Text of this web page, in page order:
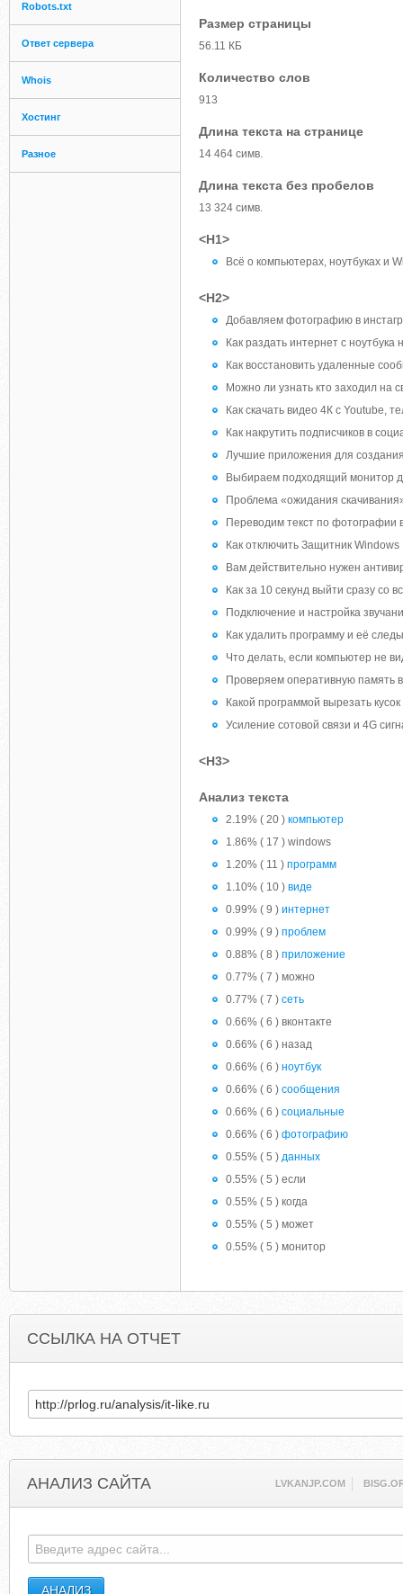
Robots.txt
Ответ сервера
Whois
Хостинг
Разное
Размер страницы
56.11 КБ
Количество слов
913
Длина текста на странице
14 464 симв.
Длина текста без пробелов
13 324 симв.
<H1>
Всё о компьютерах, ноутбуках и
<H2>
Добавляем фотографию в
Как раздать интернет с
Как восстановить удаленные
Можно ли узнать кто заходил на
Как скачать видео 4К с Youtube,
Как накрутить подписчиков в
Лучшие приложения для
Выбираем подходящий монитор
Проблема «ожидания
Переводим текст по фотографии
Как отключить Защитник
Вам действительно нужен
Как за 10 секунд выйти сразу со
Подключение и настройка
Как удалить программу и её
Что делать, если компьютер не
Проверяем оперативную память
Какой программой вырезать
Усиление сотовой связи и 4G
<H3>
Анализ текста
2.19% ( 20 ) компьютер
1.86% ( 17 ) windows
1.20% ( 11 ) программ
1.10% ( 10 ) виде
0.99% ( 9 ) интернет
0.99% ( 9 ) проблем
0.88% ( 8 ) приложение
0.77% ( 7 ) можно
0.77% ( 7 ) сеть
0.66% ( 6 ) вконтакте
0.66% ( 6 ) назад
0.66% ( 6 ) ноутбук
0.66% ( 6 ) сообщения
0.66% ( 6 ) социальные
0.66% ( 6 ) фотографию
0.55% ( 5 ) данных
0.55% ( 5 ) если
0.55% ( 5 ) когда
0.55% ( 5 ) может
0.55% ( 5 ) монитор
ССЫЛКА НА ОТЧЕТ
АНАЛИЗ САЙТА LVKANJP.COM